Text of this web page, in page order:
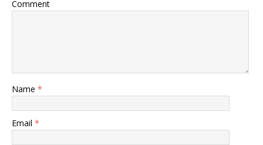
Comment
Name *
Email *